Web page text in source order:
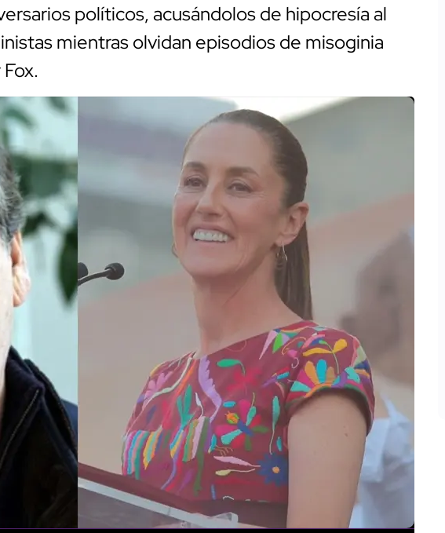
políticos, acusándolos de hipocresía al
mientras olvidan episodios de misoginia